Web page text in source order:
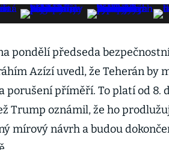
pondělí předseda
Azízí uvedl, že Teherán by
porušení příměří. To platí od 8.
Trump oznámil, že ho
mírový návrh a budou